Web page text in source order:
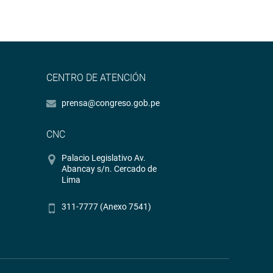
CENTRO DE ATENCIÓN
prensa@congreso.gob.pe
CNC
Palacio Legislativo Av.
Abancay s/n. Cercado de
Lima
311-7777 (Anexo 7541)